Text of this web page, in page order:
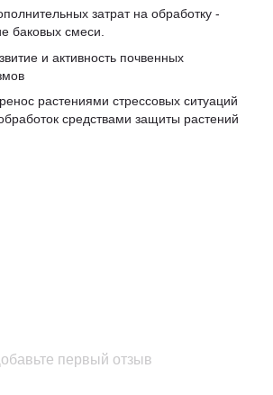
затрат на обработку -
баковых смеси.
и активность почвенных
растениями стрессовых ситуаций
средствами защиты растений
первый отзыв